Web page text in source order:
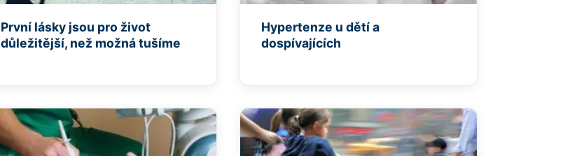
První lásky jsou pro život
důležitější, než možná tušíme
Hypertenze u dětí a
dospívajících